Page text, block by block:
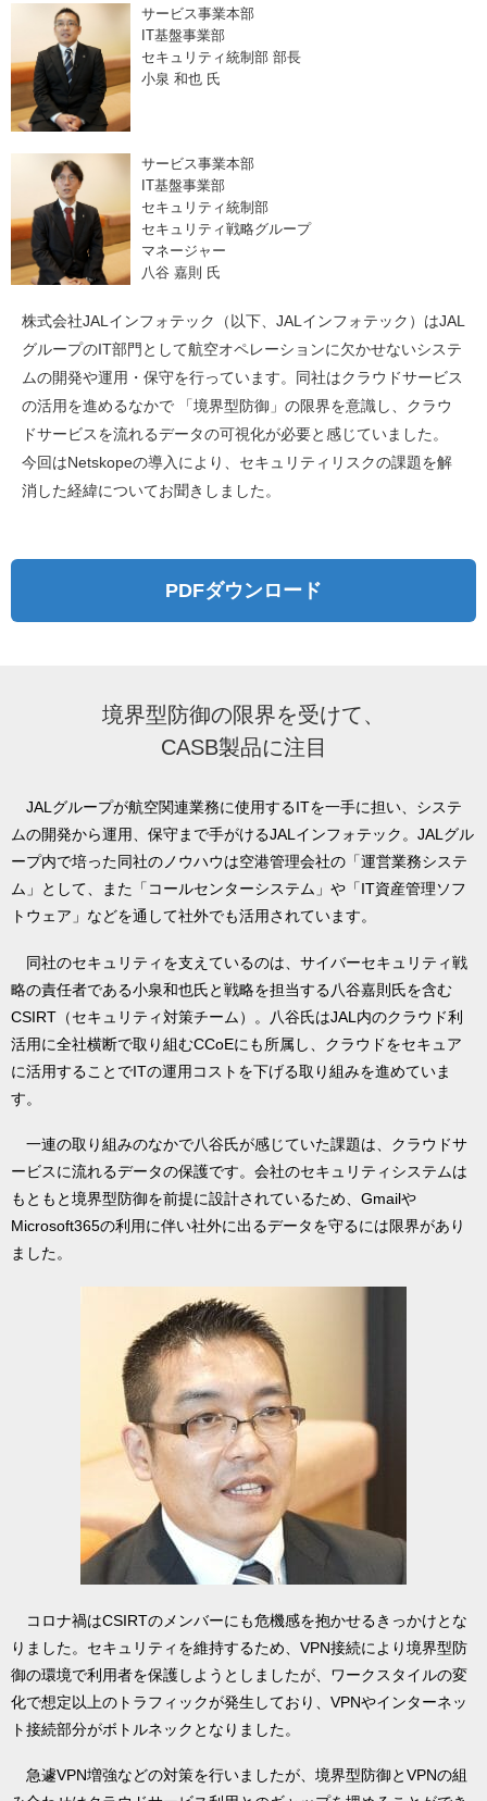
サービス事業本部
IT基盤事業部
セキュリティ統制部 部長
小泉 和也 氏
サービス事業本部
IT基盤事業部
セキュリティ統制部
セキュリティ戦略グループ
マネージャー
八谷 嘉則 氏
株式会社JALインフォテック（以下、JALインフォテック）はJAL
グループのIT部門として航空オペレーションに欠かせないシステ
ムの開発や運用・保守を行っています。同社はクラウドサービス
の活用を進めるなかで 「境界型防御」の限界を意識し、クラウ
ドサービスを流れるデータの可視化が必要と感じていました。
今回はNetskopeの導入により、セキュリティリスクの課題を解
消した経緯についてお聞きしました。
PDFダウンロード
境界型防御の限界を受けて、
CASB製品に注目
JALグループが航空関連業務に使用するITを一手に担い、システ
ムの開発から運用、保守まで手がけるJALインフォテック。JALグル
ープ内で培った同社のノウハウは空港管理会社の「運営業務システ
ム」として、また「コールセンターシステム」や「IT資産管理ソフ
トウェア」などを通して社外でも活用されています。
同社のセキュリティを支えているのは、サイバーセキュリティ戦
略の責任者である小泉和也氏と戦略を担当する八谷嘉則氏を含む
CSIRT（セキュリティ対策チーム）。八谷氏はJAL内のクラウド利
活用に全社横断で取り組むCCoEにも所属し、クラウドをセキュア
に活用することでITの運用コストを下げる取り組みを進めていま
す。
一連の取り組みのなかで八谷氏が感じていた課題は、クラウドサ
ービスに流れるデータの保護です。会社のセキュリティシステムは
もともと境界型防御を前提に設計されているため、Gmailや
Microsoft365の利用に伴い社外に出るデータを守るには限界があり
ました。
コロナ禍はCSIRTのメンバーにも危機感を抱かせるきっかけとな
りました。セキュリティを維持するため、VPN接続により境界型防
御の環境で利用者を保護しようとしましたが、ワークスタイルの変
化で想定以上のトラフィックが発生しており、VPNやインターネッ
ト接続部分がボトルネックとなりました。
急遽VPN増強などの対策を行いましたが、境界型防御とVPNの組